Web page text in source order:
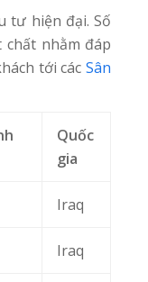
tư hiện đại. Số
nhằm đáp
tới cácSân
Quốc
gia
Iraq
Iraq